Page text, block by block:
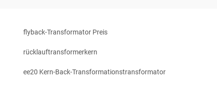
flyback-Transformator Preis
rücklauftransformerkern
ee20 Kern-Back-Transformationstransformator